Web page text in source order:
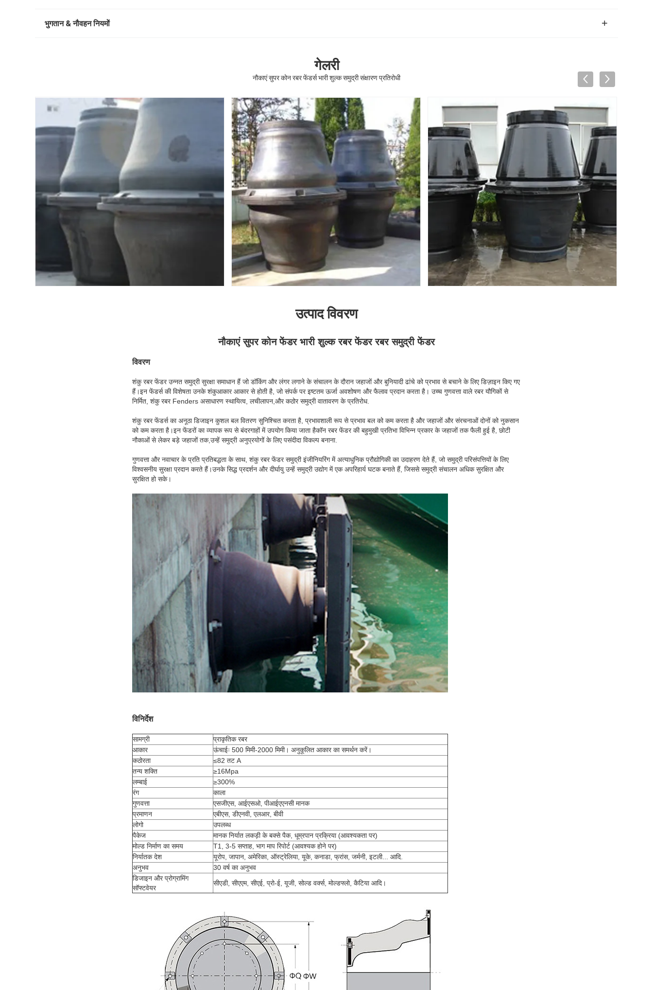
भुगतान & नौवहन नियमों
गेलरी
नौकाएं सुपर कोन रबर फेंडर्स भारी शुल्क समुद्री संक्षारण प्रतिरोधी
उत्पाद विवरण
नौकाएं सुपर कोन फेंडर भारी शुल्क रबर फेंडर रबर समुद्री फेंडर
विवरण
शंकु रबर फेंडर उन्नत समुद्री सुरक्षा समाधान हैं जो डॉकिंग और लंगर लगाने के संचालन के दौरान जहाजों और बुनियादी ढांचे को प्रभाव से बचाने के लिए डिज़ाइन किए गए
हैं।इन फेंडर्स की विशेषता उनके शंकुआकार आकार से होती है, जो संपर्क पर इष्टतम ऊर्जा अवशोषण और फैलाव प्रदान करता है। उच्च गुणवत्ता वाले रबर यौगिकों से
निर्मित, शंकु रबर Fenders असाधारण स्थायित्व, लचीलापन,और कठोर समुद्री वातावरण के प्रतिरोध.
शंकु रबर फेंडर्स का अनूठा डिजाइन कुशल बल वितरण सुनिश्चित करता है, प्रभावशाली रूप से प्रभाव बल को कम करता है और जहाजों और संरचनाओं दोनों को नुकसान
को कम करता है।इन फेंडरों का व्यापक रूप से बंदरगाहों में उपयोग किया जाता हैकॉन रबर फेंडर की बहुमुखी प्रतिभा विभिन्न प्रकार के जहाजों तक फैली हुई है, छोटी
नौकाओं से लेकर बड़े जहाजों तक,उन्हें समुद्री अनुप्रयोगों के लिए पसंदीदा विकल्प बनाना.
गुणवत्ता और नवाचार के प्रति प्रतिबद्धता के साथ, शंकु रबर फेंडर समुद्री इंजीनियरिंग में अत्याधुनिक प्रौद्योगिकी का उदाहरण देते हैं, जो समुद्री परिसंपत्तियों के लिए
विश्वसनीय सुरक्षा प्रदान करते हैं।उनके सिद्ध प्रदर्शन और दीर्घायु उन्हें समुद्री उद्योग में एक अपरिहार्य घटक बनाते हैं, जिससे समुद्री संचालन अधिक सुरक्षित और
सुरक्षित हो सके।
विनिर्देश
सामग्री
प्राकृतिक रबर
आकार
ऊंचाईः 500 मिमी-2000 मिमी। अनुकूलित आकार का समर्थन करें।
कठोरता
≤82 तट A
तन्य शक्ति
≥16Mpa
लम्बाई
≥300%
रंग
काला
गुणवत्ता
एसजीएस, आईएसओ, पीआईएएनसी मानक
प्रमाणन
एबीएस, डीएनवी, एलआर, बीवी
लोगो
उपलब्ध
पैकेज
मानक निर्यात लकड़ी के बक्से पैक, धूम्रपान प्रक्रिया (आवश्यकता पर)
मोल्ड निर्माण का समय
T1, 3-5 सप्ताह, भाग माप रिपोर्ट (आवश्यक होने पर)
निर्यातक देश
यूरोप, जापान, अमेरिका, ऑस्ट्रेलिया, यूके, कनाडा, फ्रांस, जर्मनी, इटली... आदि.
अनुभव
30 वर्ष का अनुभव
डिजाइन और प्रोग्रामिंग
सॉफ्टवेयर
सीएडी, सीएएम, सीएई, प्रो-ई, यूजी, सोल्ड वर्क्स, मोल्डफ्लो, कैटिया आदि।